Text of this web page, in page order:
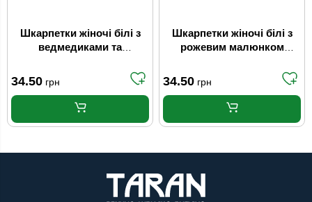
Шкарпетки жіночі білі з
ведмедиками та
Fashion Мікс (р.22-24)
34.50 грн
Шкарпетки жіночі білі з
рожевим малюнком
34.50 грн